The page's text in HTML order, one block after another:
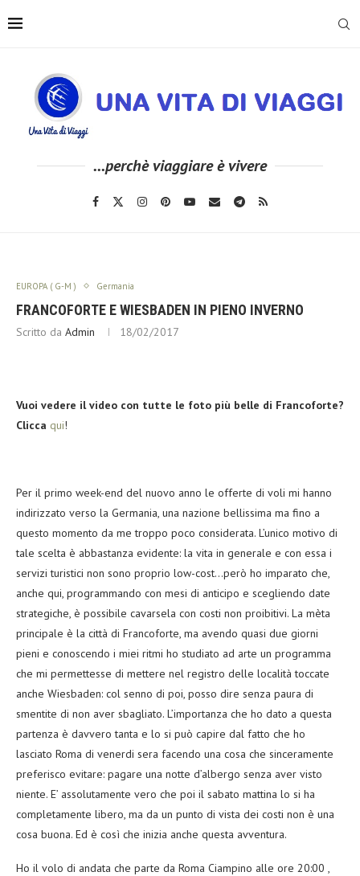
...perchè viaggiare è vivere
EUROPA ( G-M ) Germania
FRANCOFORTE E WIESBADEN IN PIENO INVERNO
Scritto da Admin 18/02/2017
Vuoi vedere il video con tutte le foto più belle di Francoforte?
Clicca qui!
Per il primo week-end del nuovo anno le offerte di voli mi hanno
indirizzato verso la Germania, una nazione bellissima ma fino a
questo momento da me troppo poco considerata. L’unico motivo di
tale scelta è abbastanza evidente: la vita in generale e con essa i
servizi turistici non sono proprio low-cost…però ho imparato che,
anche qui, programmando con mesi di anticipo e scegliendo date
strategiche, è possibile cavarsela con costi non proibitivi. La mèta
principale è la città di Francoforte, ma avendo quasi due giorni
pieni e conoscendo i miei ritmi ho studiato ad arte un programma
che mi permettesse di mettere nel registro delle località toccate
anche Wiesbaden: col senno di poi, posso dire senza paura di
smentite di non aver sbagliato. L’importanza che ho dato a questa
partenza è davvero tanta e lo si può capire dal fatto che ho
lasciato Roma di venerdi sera facendo una cosa che sinceramente
preferisco evitare: pagare una notte d’albergo senza aver visto
niente. E’ assolutamente vero che poi il sabato mattina lo si ha
completamente libero, ma da un punto di vista dei costi non è una
cosa buona. Ed è così che inizia anche questa avventura.
Ho il volo di andata che parte da Roma Ciampino alle ore 20:00 ,